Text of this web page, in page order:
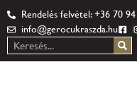
Rendelés felvétel: +36 70
info@gerocukraszda.hu